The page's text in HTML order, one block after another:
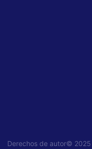
Derechos de autor© 2025